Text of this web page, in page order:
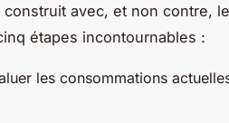
avec, et non contre,
étapes incontournables :
les consommations